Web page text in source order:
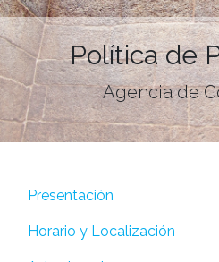
Política de
Agencia de
Presentación
Horario y Localización